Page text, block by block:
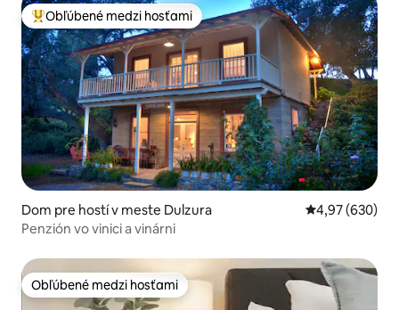
Najobľúbenejšie medzi hosťami
Obľúbené medzi hosťami
Dom pre hostí v meste Dulzura Priemerné
4,97 (630)
Penzión vo vinici a vinárni
Obľúbené medzi hosťami
Obľúbené medzi hosťami